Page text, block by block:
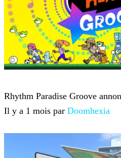
Rhythm Paradise Groove
Il y a 1 mois par Doomhexia